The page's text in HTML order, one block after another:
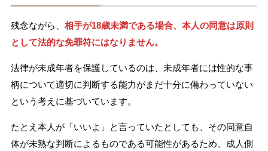
残念ながら、 相手が18歳未満である場合、本人の同意は原則
として法的な免罪符にはなりません。
法律が未成年者を保護しているのは、未成年者には性的な事
柄について適切に判断する能力がまだ十分に備わっていない
という考えに基づいています。
たとえ本人が「いいよ」と言っていたとしても、その同意自
体が未熟な判断によるものである可能性があるため、成人側